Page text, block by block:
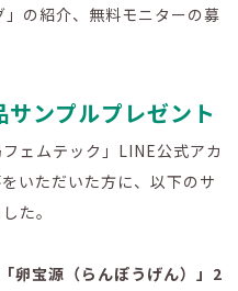
の紹介、無料モニターの募
ンプルプレゼント
ェムテック」LINE公式アカ
いただいた方に、以下のサ
た。
卵宝源（らんぽうげん）」2